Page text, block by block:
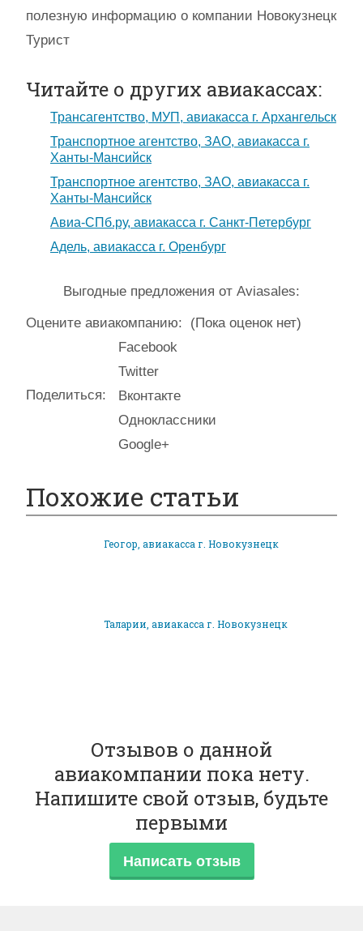
полезную информацию о компании Новокузнецк
Турист
Читайте о других авиакассах:
Трансагентство, МУП, авиакасса г. Архангельск
Транспортное агентство, ЗАО, авиакасса г.
Ханты-Мансийск
Транспортное агентство, ЗАО, авиакасса г.
Ханты-Мансийск
Авиа-СПб.ру, авиакасса г. Санкт-Петербург
Адель, авиакасса г. Оренбург
Выгодные предложения от Aviasales:
Оцените авиакомпанию: (Пока оценок нет)
Поделиться:
Facebook
Twitter
Вконтакте
Одноклассники
Google+
Похожие статьи
Геогор, авиакасса г. Новокузнецк
Таларии, авиакасса г. Новокузнецк
Отзывов о данной
авиакомпании пока нету.
Напишите свой отзыв, будьте
первыми
Написать отзыв